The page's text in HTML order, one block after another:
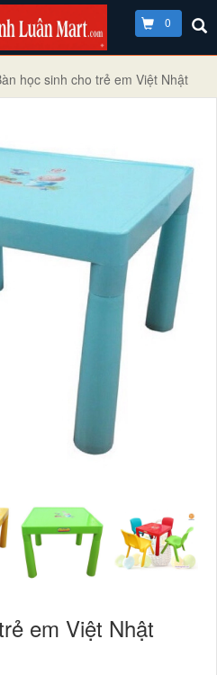
0
học sinh cho trẻ em Việt Nhật
em Việt Nhật